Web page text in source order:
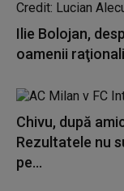
Ilie Bolojan,
oamenii
Chivu, după
Rezultatele nu
pe...